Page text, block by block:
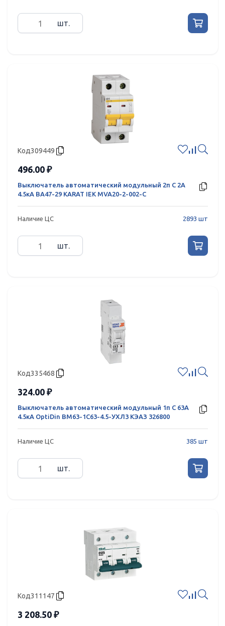
шт.
Код309449
496.00 ₽
Выключатель автоматический модульный 2п C 2А
4.5кА ВА47-29 KARAT IEK MVA20-2-002-C
Наличие ЦС 2893 шт
шт.
Код335468
324.00 ₽
Выключатель автоматический модульный 1п C 63А
4.5кА OptiDin BM63-1C63-4.5-УХЛ3 КЭАЗ 326800
Наличие ЦС 385 шт
шт.
Код311147
3 208.50 ₽